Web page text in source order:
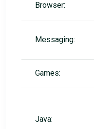
Browser:
Messaging:
Games:
Java: